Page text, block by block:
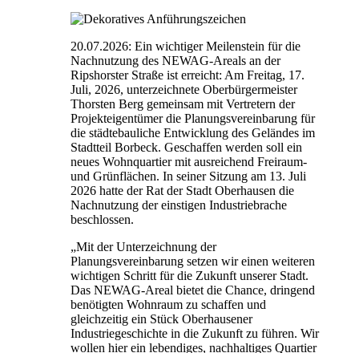
20.07.2026: Ein wichtiger Meilenstein für die
Nachnutzung des NEWAG-Areals an der
Ripshorster Straße ist erreicht: Am Freitag, 17.
Juli, 2026, unterzeichnete Oberbürgermeister
Thorsten Berg gemeinsam mit Vertretern der
Projekteigentümer die Planungsvereinbarung für
die städtebauliche Entwicklung des Geländes im
Stadtteil Borbeck. Geschaffen werden soll ein
neues Wohnquartier mit ausreichend Freiraum-
und Grünflächen. In seiner Sitzung am 13. Juli
2026 hatte der Rat der Stadt Oberhausen die
Nachnutzung der einstigen Industriebrache
beschlossen.
„Mit der Unterzeichnung der
Planungsvereinbarung setzen wir einen weiteren
wichtigen Schritt für die Zukunft unserer Stadt.
Das NEWAG-Areal bietet die Chance, dringend
benötigten Wohnraum zu schaffen und
gleichzeitig ein Stück Oberhausener
Industriegeschichte in die Zukunft zu führen. Wir
wollen hier ein lebendiges, nachhaltiges Quartier